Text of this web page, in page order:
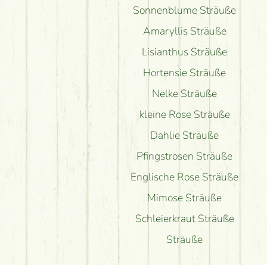
Sonnenblume Sträuße
Amaryllis Sträuße
Lisianthus Sträuße
Hortensie Sträuße
Nelke Sträuße
kleine Rose Sträuße
Dahlie Sträuße
Pfingstrosen Sträuße
Englische Rose Sträuße
Mimose Sträuße
Schleierkraut Sträuße
Sträuße